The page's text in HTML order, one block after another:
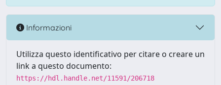
Informazioni
Utilizza questo identificativo per citare o creare un
link a questo documento:
https://hdl.handle.net/11591/206718